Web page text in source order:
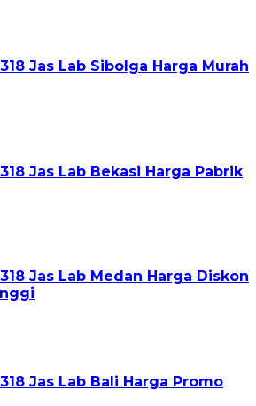
Jas Lab Sibolga Harga Murah
Jas Lab Bekasi Harga Pabrik
Jas Lab Medan Harga Diskon
Jas Lab Bali Harga Promo